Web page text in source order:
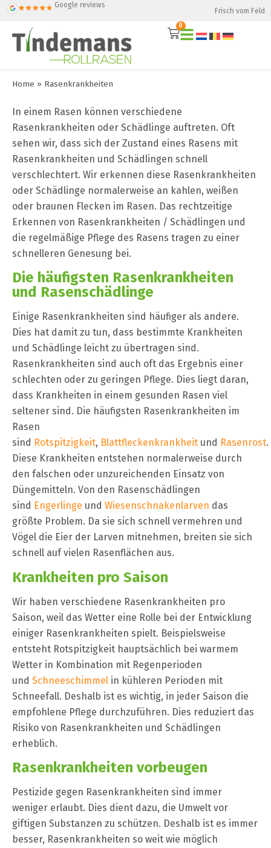
Google reviews
Frisch vom Feld
0
Home » Rasenkrankheiten
In einem Rasen können verschiedene
Rasenkrankheiten oder Schädlinge auftreten. Oft
sehen wir, dass sich der Zustand eines Rasens mit
Rasenkrankheiten und Schädlingen schnell
verschlechtert. Wir erkennen diese Rasenkrankheiten
oder Schädlinge normalerweise an kahlen, weißen
oder braunen Flecken im Rasen. Das rechtzeitige
Erkennen von Rasenkrankheiten / Schädlingen und
die regelmäßige Pflege des Rasens tragen zu einer
schnelleren Genesung bei.
Die häufigsten Rasenkrankheiten
und Rasenschädlinge
Einige Rasenkrankheiten sind häufiger als andere.
Dies hat damit zu tun, dass bestimmte Krankheiten
und Schädlinge leicht zu übertragen sind.
Rasenkrankheiten sind auch oft das Ergebnis einer
schlechten oder zu geringen Pflege. Dies liegt daran,
dass Krankheiten in einem gesunden Rasen viel
seltener sind. Die häufigsten Rasenkrankheiten im
Rasen
sind Rotspitzigkeit, Blattfleckenkrankheit und Rasenrost.
Diese Krankheiten entstehen normalerweise durch
den falschen oder unzureichenden Einsatz von
Düngemitteln. Von den Rasenschädlingen
sind Engerlinge und Wiesenschnakenlarven das
größte Problem. Da sie sich schnell vermehren und
Vögel die Eier der Larven mitnehmen, breiten sie sich
schnell auf vielen Rasenflächen aus.
Krankheiten pro Saison
Wir haben verschiedene Rasenkrankheiten pro
Saison, weil das Wetter eine Rolle bei der Entwicklung
einiger Rasenkrankheiten spielt. Beispielsweise
entsteht Rotspitzigkeit hauptsächlich bei warmem
Wetter in Kombination mit Regenperioden
und Schneeschimmel in kühleren Perioden mit
Schneefall. Deshalb ist es wichtig, in jeder Saison die
empfohlene Pflege durchzuführen. Dies reduziert das
Risiko von Rasenkrankheiten und Schädlingen
erheblich.
Rasenkrankheiten vorbeugen
Pestizide gegen Rasenkrankheiten sind immer
weniger erlaubt. Dies dient dazu, die Umwelt vor
giftigen Substanzen zu schützen. Deshalb ist es immer
besser, Rasenkrankheiten so weit wie möglich